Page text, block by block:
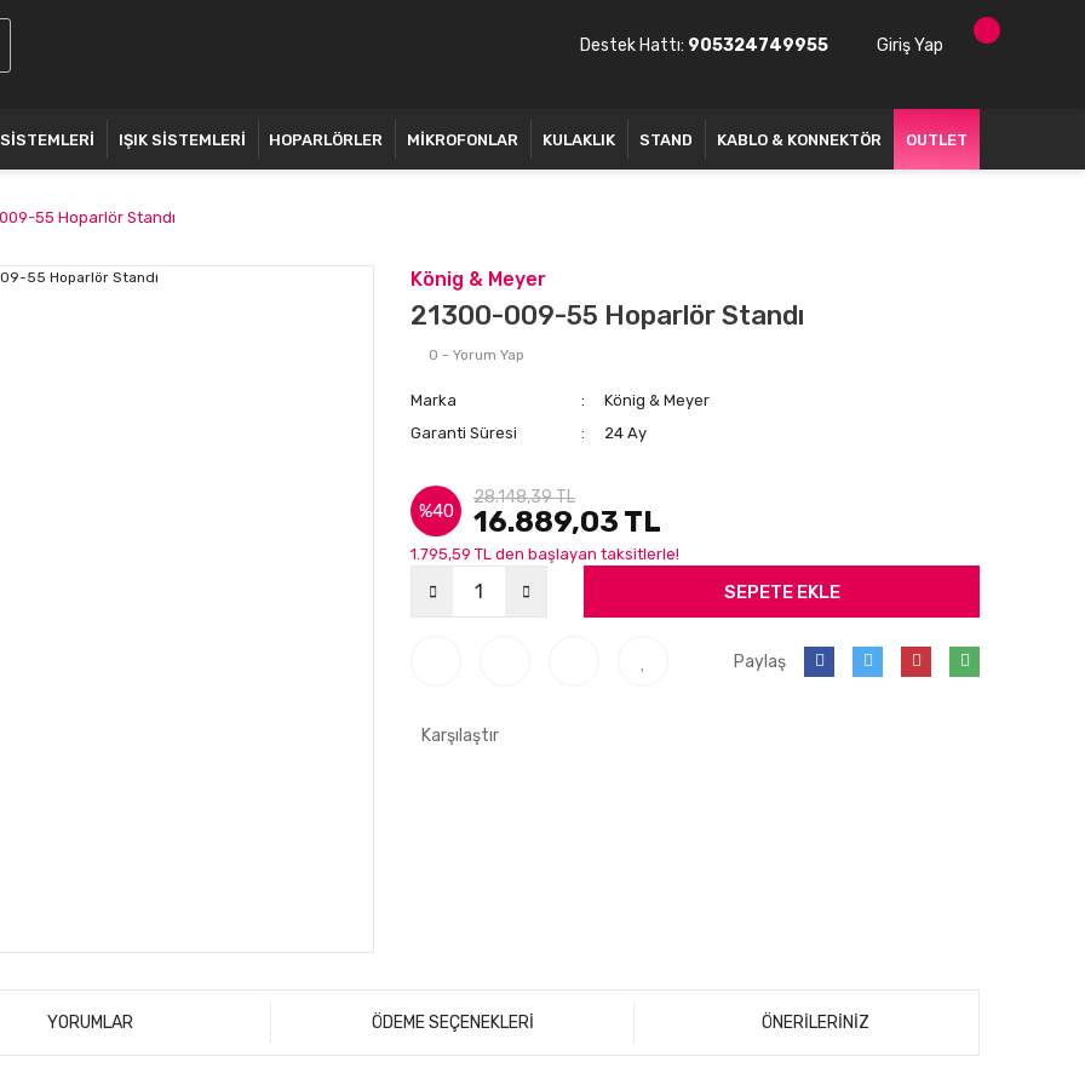
Destek Hattı: 905324749955 Giriş Yap
IŞIK SİSTEMLERİ HOPARLÖRLER MİKROFONLAR KULAKLIK STAND KABLO & KONNEKTÖR OUTLET
55 Hoparlör Standı
König & Meyer
21300-009-55 Hoparlör Standı
0 - Yorum Yap
Marka
König & Meyer
Garanti Süresi
24 Ay
%40
28.148,39 TL
16.889,03 TL
1.795,59 TL den başlayan taksitlerle!
SEPETE EKLE
Paylaş
Karşılaştır
YORUMLAR ÖDEME SEÇENEKLERİ ÖNERİLERİNİZ